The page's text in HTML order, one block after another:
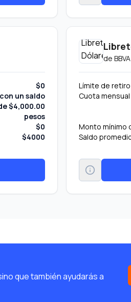
$0
un saldo
$4,000.00
pesos
$0
$4000
de
Límite de retiro
Cuota mensual
Monto mínimo
Saldo
que también ayudarás a